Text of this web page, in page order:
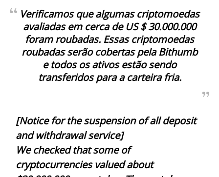
Verificamos que algumas criptomoedas
avaliadas em cerca de US $ 30.000.000
foram roubadas. Essas criptomoedas
roubadas serão cobertas pela Bithumb
e todos os ativos estão sendo
transferidos para a carteira fria.
[Notice for the suspension of all deposit
and withdrawal service]
We checked that some of
cryptocurrencies valued about